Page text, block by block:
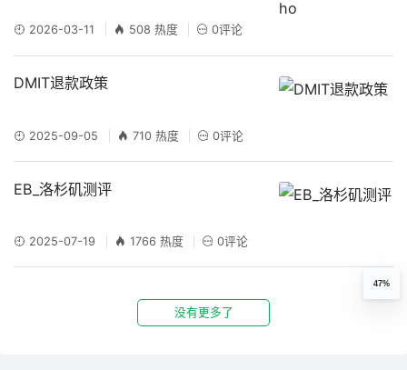
2026-03-11 508 热度 0评论
DMIT退款政策
2025-09-05 710 热度 0评论
EB_洛杉矶测评
2025-07-19 1766 热度 0评论
没有更多了
47%